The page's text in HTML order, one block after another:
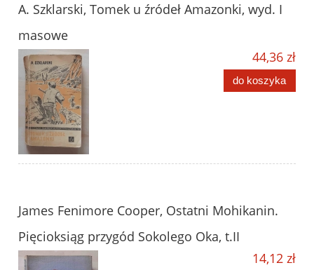
A. Szklarski, Tomek u źródeł Amazonki, wyd. I
masowe
44,36 zł
do koszyka
James Fenimore Cooper, Ostatni Mohikanin.
Pięcioksiąg przygód Sokolego Oka, t.II
14,12 zł